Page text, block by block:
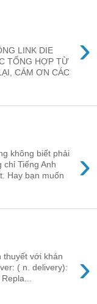
›
LINK DIE
TỔNG HỢP TỪ
CÁM ƠN CÁC
›
không biết phải
chỉ Tiếng Anh
Hay bạn muốn
›
thuyết với khán
( n. delivery):